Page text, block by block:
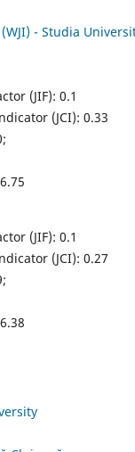
- Studia
(JIF): 0.1
(JCI): 0.33
(JIF): 0.1
(JCI): 0.27